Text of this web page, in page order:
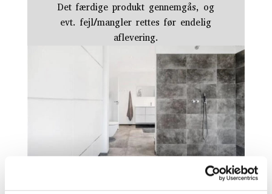
Det færdige produkt gennemgås, og
evt. fejl/mangler rettes før endelig
aflevering.